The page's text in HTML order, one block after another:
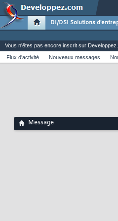
DI/DSI Solutions
Vous n'êtes pas encore inscrit sur
Flux d'activité
Nouveaux messages
Message